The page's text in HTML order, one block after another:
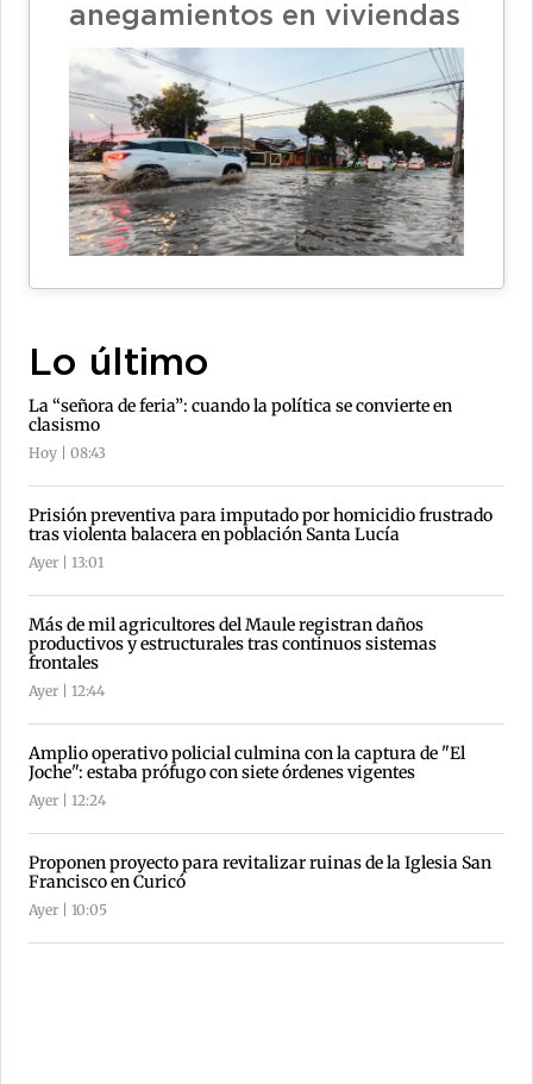
anegamientos en viviendas
Lo último
La “señora de feria”: cuando la política se convierte en
clasismo
Hoy | 08:43
Prisión preventiva para imputado por homicidio frustrado
tras violenta balacera en población Santa Lucía
Ayer | 13:01
Más de mil agricultores del Maule registran daños
productivos y estructurales tras continuos sistemas
frontales
Ayer | 12:44
Amplio operativo policial culmina con la captura de "El
Joche": estaba prófugo con siete órdenes vigentes
Ayer | 12:24
Proponen proyecto para revitalizar ruinas de la Iglesia San
Francisco en Curicó
Ayer | 10:05